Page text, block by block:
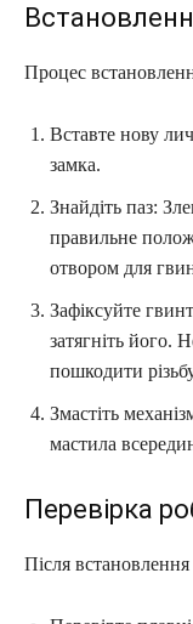
Процес
Вставте нову
замка.
Знайдіть паз:
правильне
отвором для
Зафіксуйте
затягніть його.
пошкодити
Змастіть
мастила
Перевірка
Після